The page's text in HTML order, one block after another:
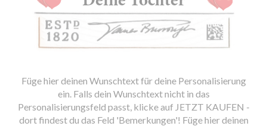
Füge hier deinen Wunschtext für deine Personalisierung
ein. Falls dein Wunschtext nicht in das
Personalisierungsfeld passt, klicke auf JETZT KAUFEN -
dort findest du das Feld 'Bemerkungen'! Füge hier deinen